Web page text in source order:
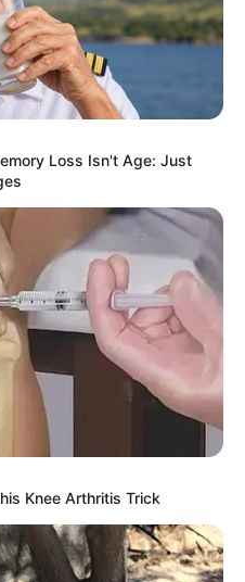
Loss Isn't Age: Just
Knee Arthritis Trick